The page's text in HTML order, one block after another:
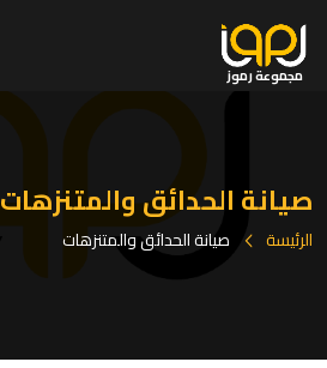
مجموعة رموز
صيانة الحدائق والمتنزهات
الرئيسة صيانة الحدائق والمتنزهات